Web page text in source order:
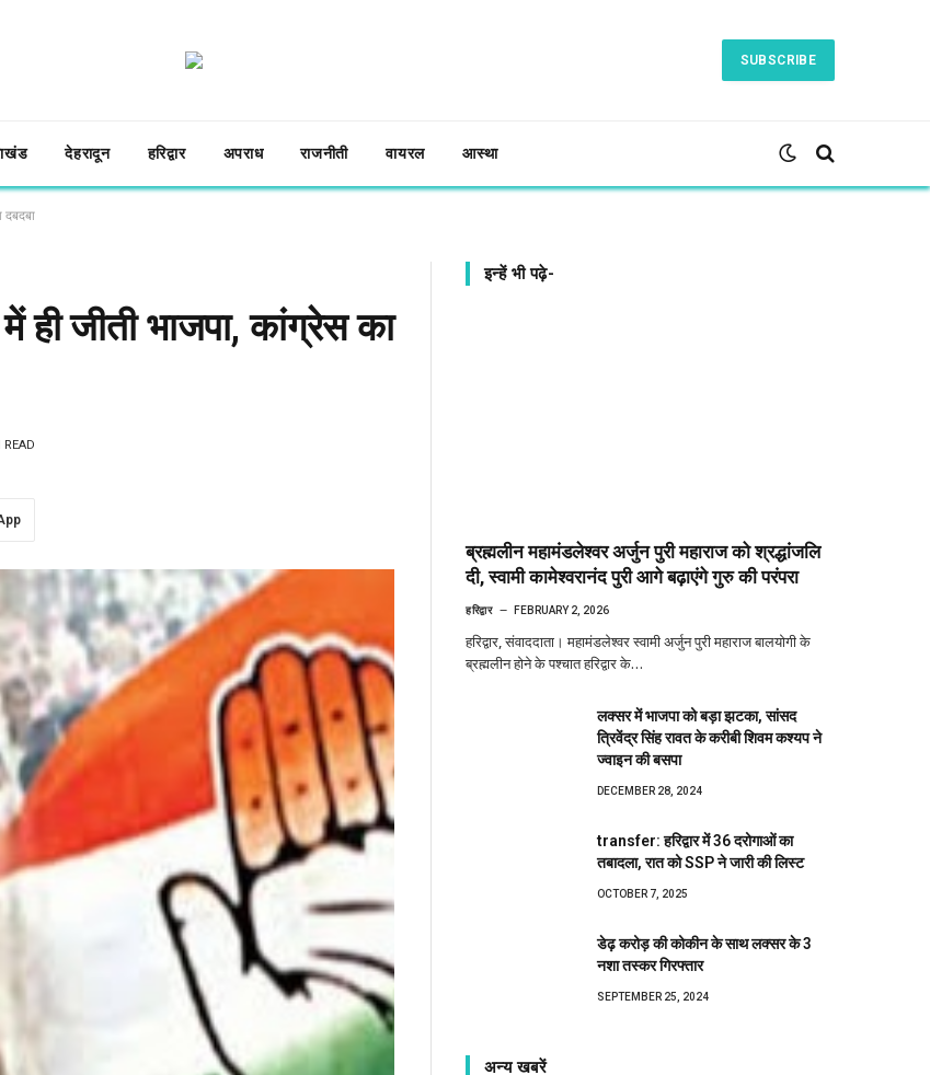
SUBSCRIBE
देहरादून हरिद्वार अपराध राजनीती वायरल आस्था
दबदबा
ही जीती भाजपा, कांग्रेस का
READ
इन्हें भी पढ़े-
ब्रह्मलीन महामंडलेश्वर अर्जुन पुरी महाराज को श्रद्धांजलि
दी, स्वामी कामेश्वरानंद पुरी आगे बढ़ाएंगे गुरु की परंपरा
हरिद्वार FEBRUARY 2, 2026
हरिद्वार, संवाददाता। महामंडलेश्वर स्वामी अर्जुन पुरी महाराज बालयोगी के
ब्रह्मलीन होने के पश्चात हरिद्वार के…
लक्सर में भाजपा को बड़ा झटका, सांसद
त्रिवेंद्र सिंह रावत के करीबी शिवम कश्यप ने
ज्वाइन की बसपा
DECEMBER 28, 2024
transfer: हरिद्वार में 36 दरोगाओं का
तबादला, रात को SSP ने जारी की लिस्ट
OCTOBER 7, 2025
डेढ़ करोड़ की कोकीन के साथ लक्सर के 3
नशा तस्कर गिरफ्तार
SEPTEMBER 25, 2024
अन्य खबरें